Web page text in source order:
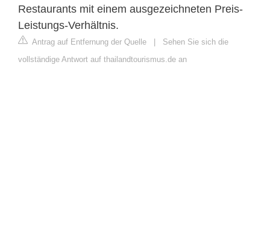
Restaurants mit einem ausgezeichneten Preis-
Leistungs-Verhältnis.
Antrag auf Entfernung der Quelle
Sehen Sie sich die
vollständige Antwort auf thailandtourismus.de an